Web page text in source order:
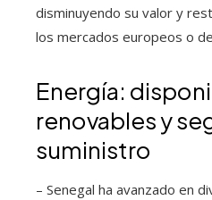
disminuyendo su valor y
los mercados europeos o
Energía:
renovables y
suministro
– Senegal ha avanzado en